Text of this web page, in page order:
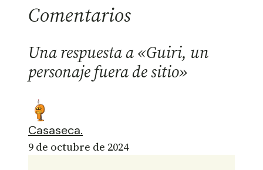
Comentarios
Una respuesta a «Guiri, un
personaje fuera de sitio»
Casaseca.
9 de octubre de 2024